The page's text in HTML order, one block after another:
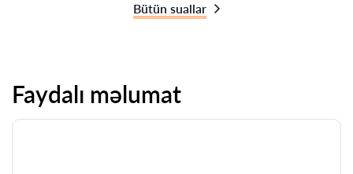
Bütün suallar
Faydalı məlumat